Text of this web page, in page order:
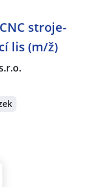
stroje-
lis (m/ž)